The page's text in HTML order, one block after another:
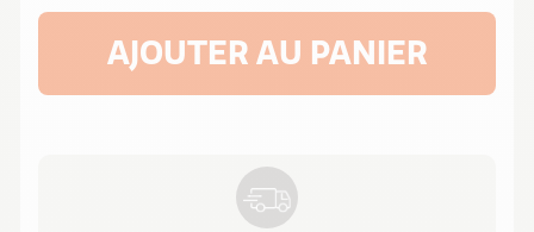
AJOUTER AU PANIER